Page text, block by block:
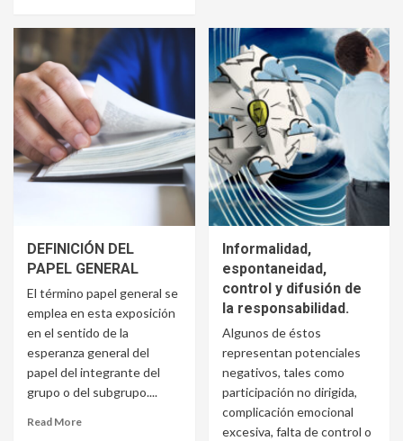
DEFINICIÓN DEL
PAPEL GENERAL
El término papel general se
emplea en esta exposición
en el sentido de la
esperanza general del
papel del integrante del
grupo o del subgrupo....
Read More
Informalidad,
espontaneidad,
control y difusión de
la responsabilidad.
Algunos de éstos
representan potenciales
negativos, tales como
participación no dirigida,
complicación emocional
excesiva, falta de control o